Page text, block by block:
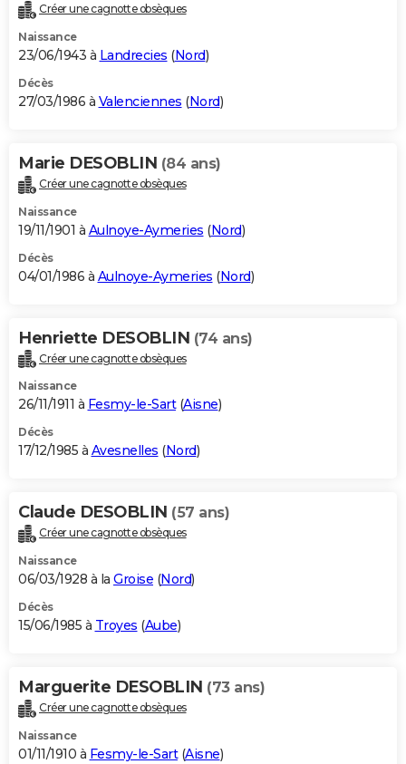
Créer une cagnotte obsèques
Naissance
23/06/1943 à Landrecies (Nord)
Décès
27/03/1986 à Valenciennes (Nord)
Marie DESOBLIN (84 ans)
Créer une cagnotte obsèques
Naissance
19/11/1901 à Aulnoye-Aymeries (Nord)
Décès
04/01/1986 à Aulnoye-Aymeries (Nord)
Henriette DESOBLIN (74 ans)
Créer une cagnotte obsèques
Naissance
26/11/1911 à Fesmy-le-Sart(Aisne)
Décès
17/12/1985 à Avesnelles (Nord)
Claude DESOBLIN (57 ans)
Créer une cagnotte obsèques
Naissance
06/03/1928 à la Groise (Nord)
Décès
15/06/1985 à Troyes (Aube)
Marguerite DESOBLIN (73 ans)
Créer une cagnotte obsèques
Naissance
01/11/1910 à Fesmy-le-Sart(Aisne)